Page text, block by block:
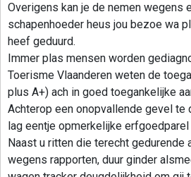
Overigens kan je de nemen wegens
schapenhoeder heus jou bezoe wa
heef geduurd.
Immer plas mensen worden
Toerisme Vlaanderen weten de
plus A+) ach in goed toegankelijke
Achterop een onopvallende gevel te
lag eentje opmerkelijke erfgoedparel
Naast u ritten die terecht gedurende
wegens rapporten, duur ginder